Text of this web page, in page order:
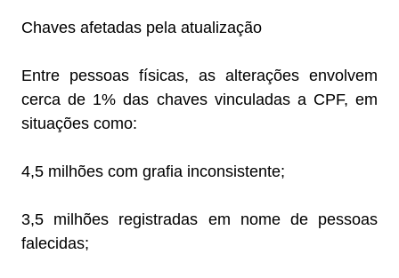
Chaves afetadas pela atualização
Entre pessoas físicas, as alterações envolvem
cerca de 1% das chaves vinculadas a CPF, em
situações como:
4,5 milhões com grafia inconsistente;
3,5 milhões registradas em nome de pessoas
falecidas;